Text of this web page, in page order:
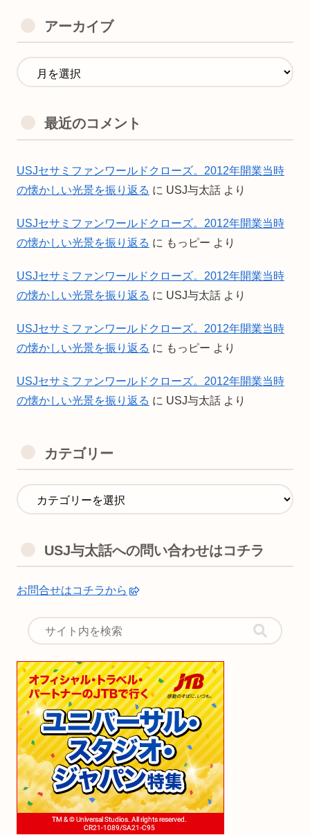
アーカイブ
最近のコメント
USJセサミファンワールドクローズ。2012年開業当時
の懐かしい光景を振り返る に USJ与太話 より
USJセサミファンワールドクローズ。2012年開業当時
の懐かしい光景を振り返る に もっピー より
USJセサミファンワールドクローズ。2012年開業当時
の懐かしい光景を振り返る に USJ与太話 より
USJセサミファンワールドクローズ。2012年開業当時
の懐かしい光景を振り返る に もっピー より
USJセサミファンワールドクローズ。2012年開業当時
の懐かしい光景を振り返る に USJ与太話 より
カテゴリー
USJ与太話への問い合わせはコチラ
お問合せはコチラから